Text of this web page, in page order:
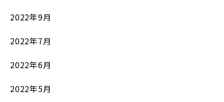
2022年9月
2022年7月
2022年6月
2022年5月